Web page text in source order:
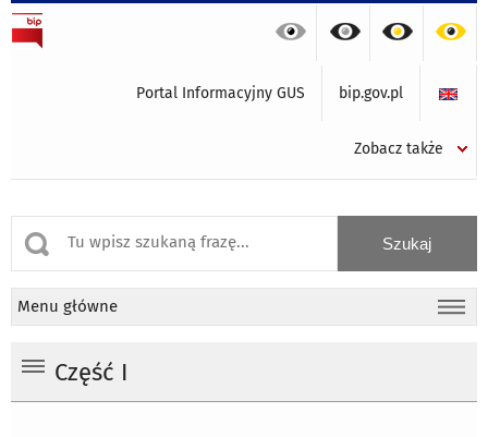
Portal Informacyjny GUS bip.gov.pl
Zobacz także
Menu główne
Część I